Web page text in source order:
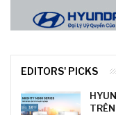
EDITORS' PICKS